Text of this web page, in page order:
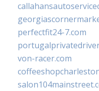
perfectfit24-7.com
von-racer.com